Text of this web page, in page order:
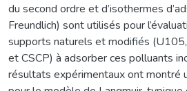
du second ordre et d’isothermes
Freundlich) sont utilisés pour
supports naturels et modifiés (U105,
et CSCP) à adsorber ces polluants
résultats expérimentaux ont montré